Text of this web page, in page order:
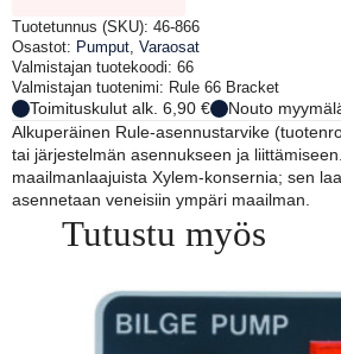
Tuotetunnus (SKU): 46-866
Osastot: Pumput Varaosat
Valmistajan tuotekoodi: 66
Valmistajan tuotenimi: Rule 66 Bracket
Toimituskulut alk. 6,90 €
Nouto
Alkuperäinen Rule-asennustarvike
tai järjestelmän asennukseen ja
maailmanlaajuista Xylem-konsernia; sen
asennetaan veneisiin ympäri maailman.
Tutustu myös